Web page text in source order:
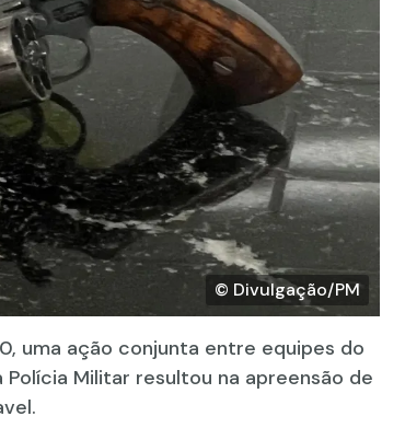
© Divulgação/PM
uma ação conjunta entre equipes do
Polícia Militar resultou na apreensão de